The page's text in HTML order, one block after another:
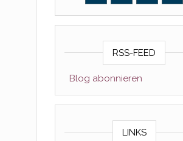
RSS-FEED
Blog abonnieren
LINKS